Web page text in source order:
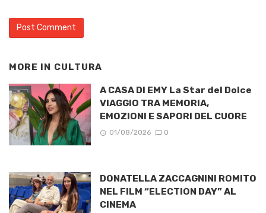
MORE IN CULTURA
A CASA DI EMY La Star del Dolce
VIAGGIO TRA MEMORIA,
EMOZIONI E SAPORI DEL CUORE
01/08/2026 0
DONATELLA ZACCAGNINI ROMITO
NEL FILM “ELECTION DAY” AL
CINEMA